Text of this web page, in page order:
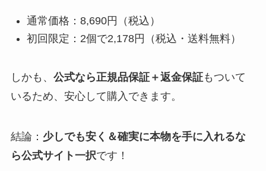
通常価格：8,690円（税込）
初回限定：2個で2,178円（税込・送料無料）
しかも、 公式なら正規品保証＋返金保証もついて
いるため、安心して購入できます。
結論： 少しでも安く＆確実に本物を手に入れるな
ら公式サイト一択です！